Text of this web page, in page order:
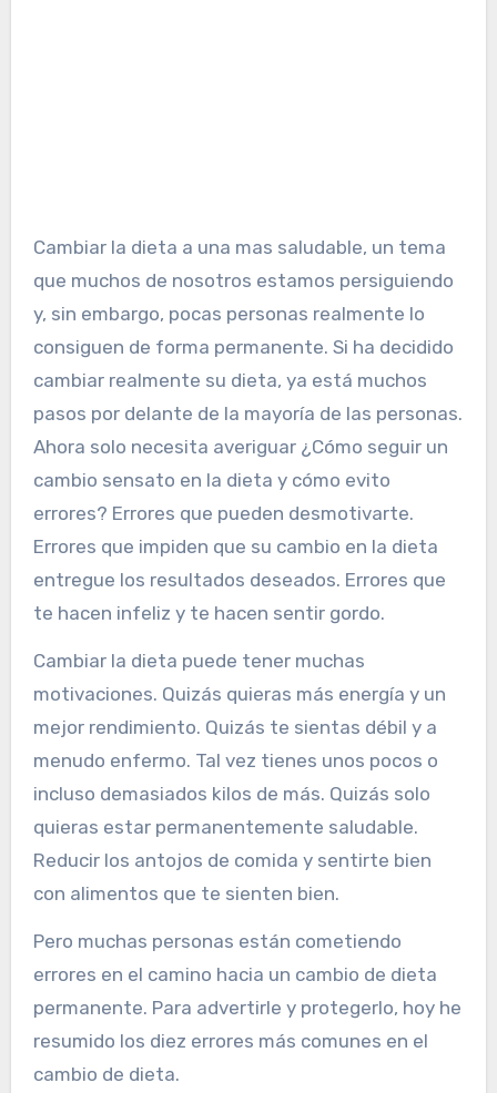
Cambiar la dieta a una mas saludable, un tema
que muchos de nosotros estamos persiguiendo
y, sin embargo, pocas personas realmente lo
consiguen de forma permanente. Si ha decidido
cambiar realmente su dieta, ya está muchos
pasos por delante de la mayoría de las personas.
Ahora solo necesita averiguar ¿Cómo seguir un
cambio sensato en la dieta y cómo evito
errores? Errores que pueden desmotivarte.
Errores que impiden que su cambio en la dieta
entregue los resultados deseados. Errores que
te hacen infeliz y te hacen sentir gordo.
Cambiar la dieta puede tener muchas
motivaciones. Quizás quieras más energía y un
mejor rendimiento. Quizás te sientas débil y a
menudo enfermo. Tal vez tienes unos pocos o
incluso demasiados kilos de más. Quizás solo
quieras estar permanentemente saludable.
Reducir los antojos de comida y sentirte bien
con alimentos que te sienten bien.
Pero muchas personas están cometiendo
errores en el camino hacia un cambio de dieta
permanente. Para advertirle y protegerlo, hoy he
resumido los diez errores más comunes en el
cambio de dieta.